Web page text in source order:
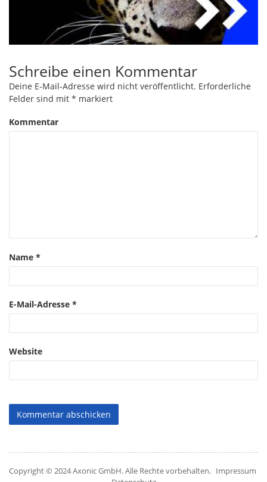
Schreibe einen Kommentar
Deine E-Mail-Adresse wird nicht veröffentlicht. Erforderliche
Felder sind mit * markiert
Kommentar
Name *
E-Mail-Adresse *
Website
Copyright © 2024 Axonic GmbH. Alle Rechte vorbehalten. Impressum